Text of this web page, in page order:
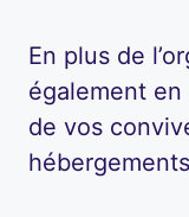
En plus de
également
de vos